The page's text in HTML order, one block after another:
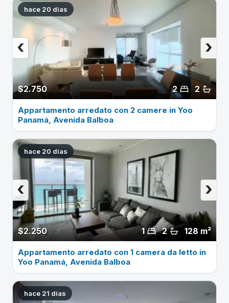
hace 20 dias
$2.750 2
2
›
‹
Appartamento arredato con 2 camere in Yoo
Panamá, Avenida Balboa
hace 20 dias
$2.250 128 m²
2
1
›
‹
Appartamento arredato con 1 camera da letto in
Yoo Panamá, Avenida Balboa
hace 21 dias